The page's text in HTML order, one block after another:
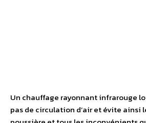
Un chauffage rayonnant infrarouge
pas de circulation d’air et évite ainsi